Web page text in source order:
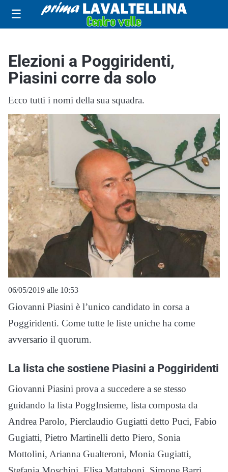
☰
Elezioni a Poggiridenti,
Piasini corre da solo
Ecco tutti i nomi della sua squadra.
06/05/2019 alle 10:53
Giovanni Piasini è l’unico candidato in corsa a
Poggiridenti. Come tutte le liste uniche ha come
avversario il quorum.
La lista che sostiene Piasini a Poggiridenti
Giovanni Piasini prova a succedere a se stesso
guidando la lista PoggInsieme, lista composta da
Andrea Parolo, Pierclaudio Gugiatti detto Puci, Fabio
Gugiatti, Pietro Martinelli detto Piero, Sonia
Mottolini, Arianna Gualteroni, Monia Gugiatti,